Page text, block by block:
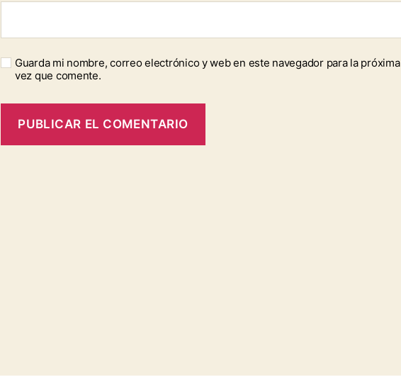
Guarda mi nombre, correo electrónico y web en este navegador para la próxima
vez que comente.